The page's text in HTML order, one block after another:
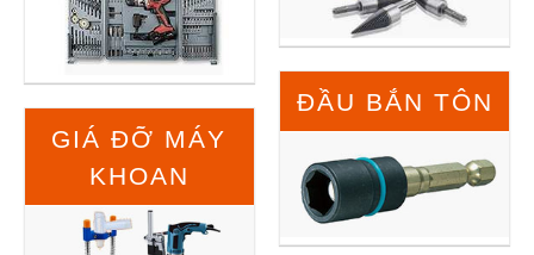
GIÁ ĐỠ MÁY
KHOAN
ĐẦU BẮN TÔN